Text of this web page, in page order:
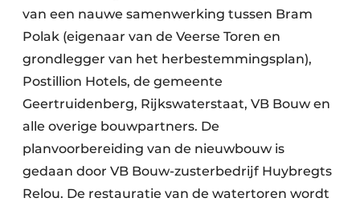
van een nauwe samenwerking tussen Bram
Polak (eigenaar van de Veerse Toren en
grondlegger van het herbestemmingsplan),
Postillion Hotels, de gemeente
Geertruidenberg, Rijkswaterstaat, VB Bouw en
alle overige bouwpartners. De
planvoorbereiding van de nieuwbouw is
gedaan door VB Bouw-zusterbedrijf Huybregts
Relou. De restauratie van de watertoren wordt